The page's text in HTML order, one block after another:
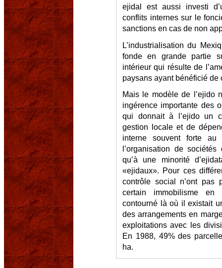
ejidal est aussi investi
conflits internes sur le
sanctions en cas de non
L’industrialisation du
fonde en grande partie
intérieur qui résulte de
paysans ayant bénéficié de
Mais le modèle de l’ejido
ingérence importante des
qui donnait à l’ejido un
gestion locale et de
interne souvent forte
l’organisation de
qu’à une minorité
«ejidaux». Pour ces
contrôle social n’ont pas
certain immobilisme en
contourné là où il existait
des arrangements en
exploitations avec les
En 1988, 49% des
ha.